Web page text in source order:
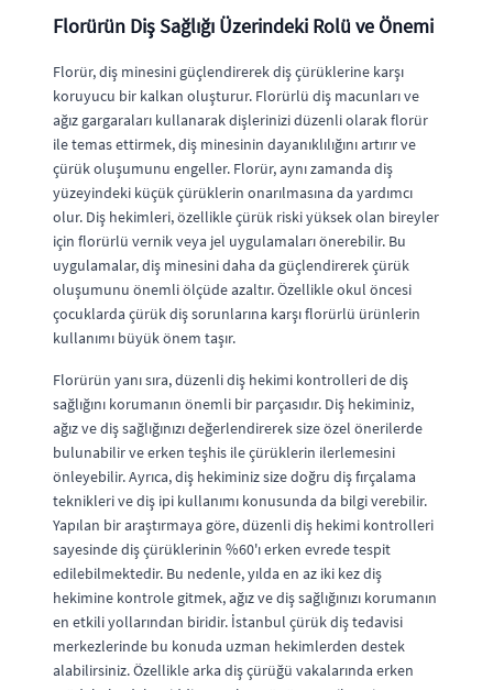
Florürün Diş Sağlığı Üzerindeki Rolü ve Önemi
Florür, diş minesini güçlendirerek diş çürüklerine karşı
koruyucu bir kalkan oluşturur. Florürlü diş macunları ve
ağız gargaraları kullanarak dişlerinizi düzenli olarak florür
ile temas ettirmek, diş minesinin dayanıklılığını artırır ve
çürük oluşumunu engeller. Florür, aynı zamanda diş
yüzeyindeki küçük çürüklerin onarılmasına da yardımcı
olur. Diş hekimleri, özellikle çürük riski yüksek olan bireyler
için florürlü vernik veya jel uygulamaları önerebilir. Bu
uygulamalar, diş minesini daha da güçlendirerek çürük
oluşumunu önemli ölçüde azaltır. Özellikle okul öncesi
çocuklarda çürük diş sorunlarına karşı florürlü ürünlerin
kullanımı büyük önem taşır.
Florürün yanı sıra, düzenli diş hekimi kontrolleri de diş
sağlığını korumanın önemli bir parçasıdır. Diş hekiminiz,
ağız ve diş sağlığınızı değerlendirerek size özel önerilerde
bulunabilir ve erken teşhis ile çürüklerin ilerlemesini
önleyebilir. Ayrıca, diş hekiminiz size doğru diş fırçalama
teknikleri ve diş ipi kullanımı konusunda da bilgi verebilir.
Yapılan bir araştırmaya göre, düzenli diş hekimi kontrolleri
sayesinde diş çürüklerinin %60'ı erken evrede tespit
edilebilmektedir. Bu nedenle, yılda en az iki kez diş
hekimine kontrole gitmek, ağız ve diş sağlığınızı korumanın
en etkili yollarından biridir. İstanbul çürük diş tedavisi
merkezlerinde bu konuda uzman hekimlerden destek
alabilirsiniz. Özellikle arka diş çürüğü vakalarında erken